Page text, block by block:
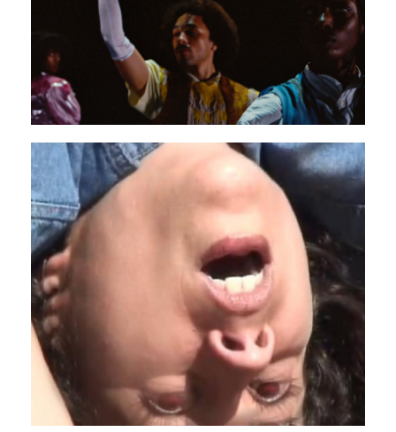
Fampitaha, fampita, fampitàna
30 septembre - 02 octobre 2025
PAVILLON ADC